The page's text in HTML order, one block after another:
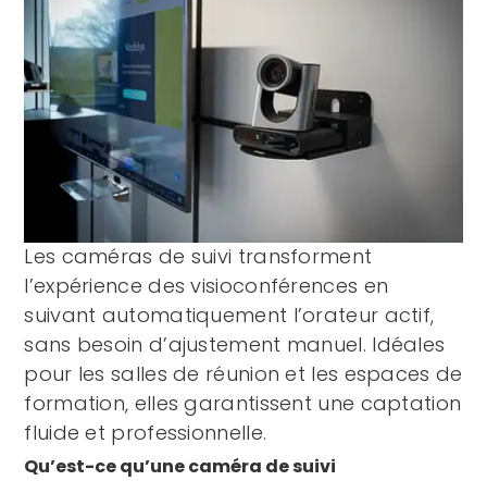
Les caméras de suivi transforment
l’expérience des visioconférences en
suivant automatiquement l’orateur actif,
sans besoin d’ajustement manuel. Idéales
pour les salles de réunion et les espaces de
formation, elles garantissent une captation
fluide et professionnelle.
Qu’est-ce qu’une caméra de suivi